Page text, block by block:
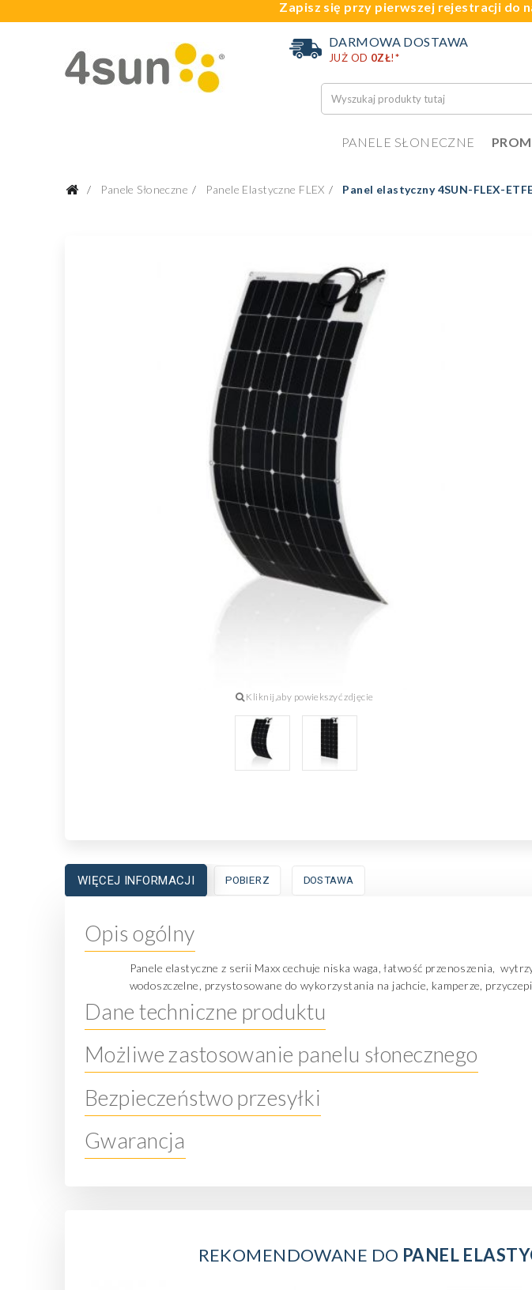
Zapisz się przy pierwszej rejestracji do
DARMOWA DOSTAWA
JUŻ OD 0ZŁ!*
PANELE SŁONECZNE
Panele Słoneczne Panele Elastyczne FLEX Panel elastyczny 4SUN-FLEX-
WIĘCEJ INFORMACJI POBIERZ DOSTAWA
Opis ogólny
Panele elastyczne z serii Maxx cechuje niska waga, łatwość przenoszenia ,
wodoszczelne, przystosowane do wykorzystania na jachcie, kamperze,
Dane techniczne produktu
Możliwe zastosowanie panelu słonecznego
Bezpieczeństwo przesyłki
Gwarancja
REKOMENDOWANE DO PANEL